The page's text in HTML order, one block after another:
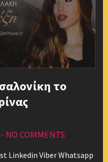
το
• NO COMMENTS
Linkedin Viber Whatsapp